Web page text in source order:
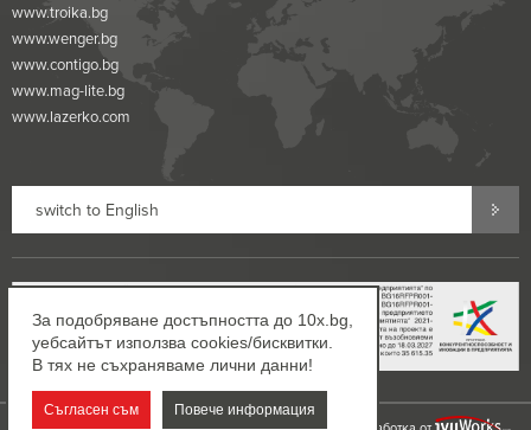
www.troika.bg
www.wenger.bg
www.contigo.bg
www.mag-lite.bg
www.lazerko.com
switch to English
За подобряване достъпността до 10x.bg,
уебсайтът използва cookies/бисквитки.
В тях не съхраняваме лични данни!
Съгласен съм Повече информация